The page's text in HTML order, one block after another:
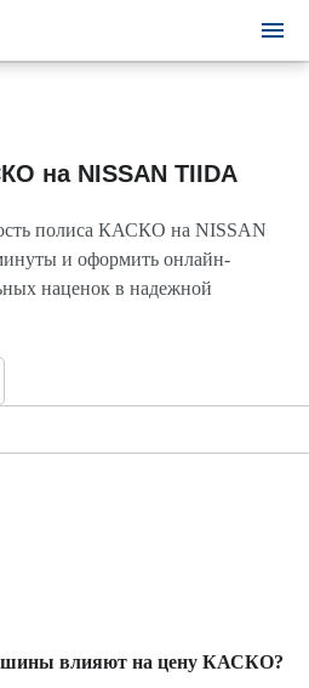
на NISSAN TIIDA
полиса КАСКО на NISSAN
и оформить онлайн-
наценок в надежной
влияют на цену КАСКО?